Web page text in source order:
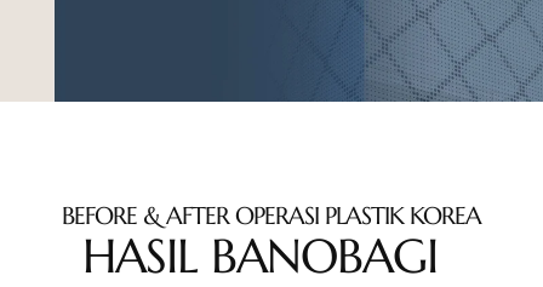
BEFORE & AFTER OPERASI PLASTIK KOREA
HASIL BANOBAGI